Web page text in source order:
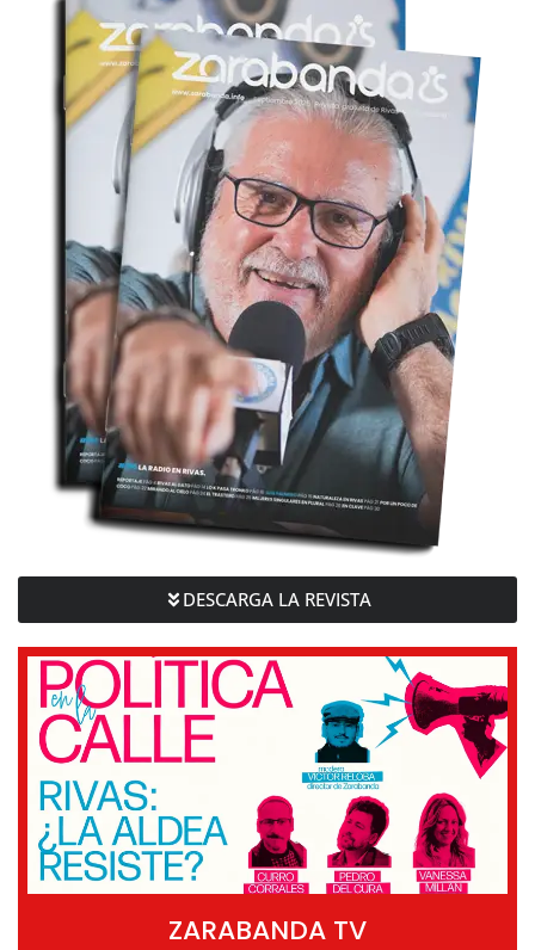
DESCARGA LA REVISTA
ZARABANDA TV